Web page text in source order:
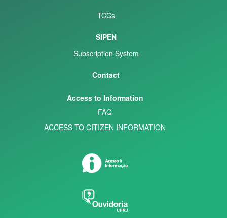
TCCs
SIPEN
Subscription System
Contact
Access to Information
FAQ
ACCESS TO CITIZEN INFORMATION